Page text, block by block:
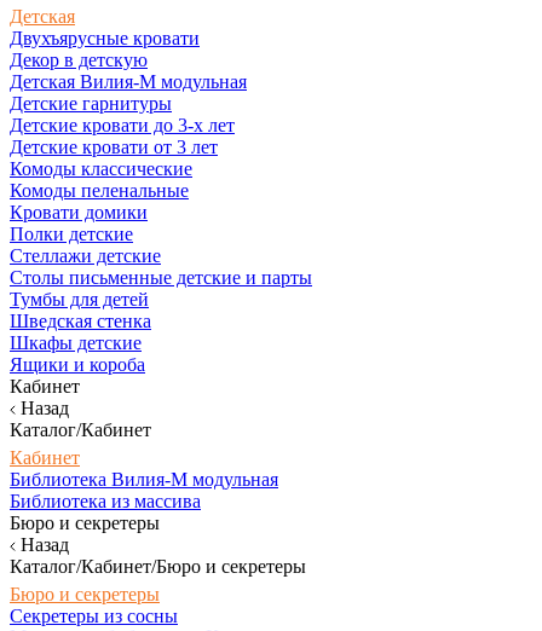
Детская
Двухъярусные кровати
Декор в детскую
Детская Вилия-М модульная
Детские гарнитуры
Детские кровати до 3-х лет
Детские кровати от 3 лет
Комоды классические
Комоды пеленальные
Кровати домики
Полки детские
Стеллажи детские
Столы письменные детские и парты
Тумбы для детей
Шведская стенка
Шкафы детские
Ящики и короба
Кабинет
Назад
Каталог/Кабинет
Кабинет
Библиотека Вилия-М модульная
Библиотека из массива
Бюро и секретеры
Назад
Каталог/Кабинет/Бюро и секретеры
Бюро и секретеры
Секретеры из сосны